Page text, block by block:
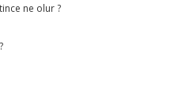
ne olur ?